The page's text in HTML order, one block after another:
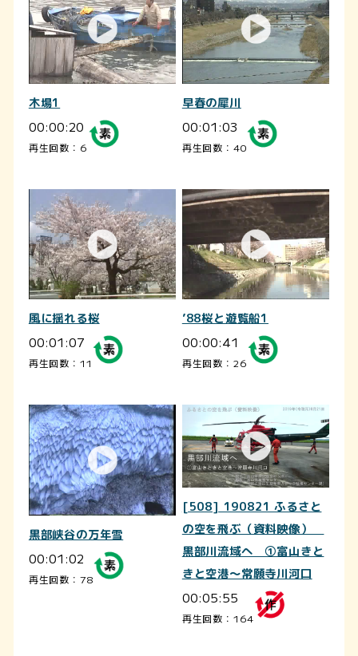
木場1
00:00:20
再生回数：6
早春の犀川
00:01:03
再生回数：40
風に揺れる桜
00:01:07
再生回数：11
’88桜と遊覧船1
00:00:41
再生回数：26
黒部峡谷の万年雪
00:01:02
再生回数：78
[508] 190821 ふるさと
の空を飛ぶ（資料映像）
黒部川流域へ ①富山きと
きと空港～常願寺川河口
00:05:55
再生回数：164